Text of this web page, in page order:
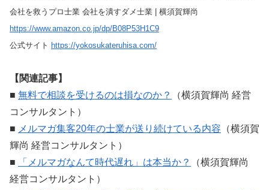
会社を救うプロ士業 会社を潰すダメ士業 | 横須賀輝尚
https://www.amazon.co.jp/dp/B08P53H1C9
公式サイト https://yokosukateruhisa.com/
【関連記事】
■ 無料で相談を受けるのは損なのか？
（横須賀輝尚 経営
コンサルタント）
■ メルマガ集客20年の士業が送り続けている内容 （横須賀
輝尚 経営コンサルタント）
■
「メルマガなんて時代遅れ」は本当か？
（横須賀輝尚
経営コンサルタント）